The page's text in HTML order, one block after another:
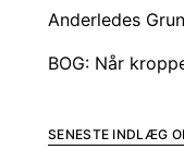
Anderledes
BOG: Når
SENESTE INDLÆG